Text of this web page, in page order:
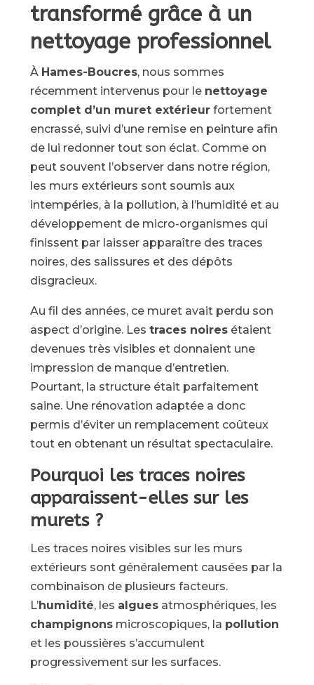
transformé grâce à un
nettoyage professionnel
À Hames-Boucres, nous sommes
récemment intervenus pour le nettoyage
complet d’un muret extérieurfortement
encrassé, suivi d’une remise en peinture afin
de lui redonner tout son éclat. Comme on
peut souvent l’observer dans notre région,
les murs extérieurs sont soumis aux
intempéries, à la pollution, à l’humidité et au
développement de micro-organismes qui
finissent par laisser apparaître des traces
noires, des salissures et des dépôts
disgracieux.
Au fil des années, ce muret avait perdu son
aspect d’origine. Les traces noiresétaient
devenues très visibles et donnaient une
impression de manque d’entretien.
Pourtant, la structure était parfaitement
saine. Une rénovation adaptée a donc
permis d’éviter un remplacement coûteux
tout en obtenant un résultat spectaculaire.
Pourquoi les traces noires
apparaissent-elles sur les
murets ?
Les traces noires visibles sur les murs
extérieurs sont généralement causées par la
combinaison de plusieurs facteurs.
L’humidité, les alguesatmosphériques, les
champignonsmicroscopiques, la pollution
et les poussières s’accumulent
progressivement sur les surfaces.